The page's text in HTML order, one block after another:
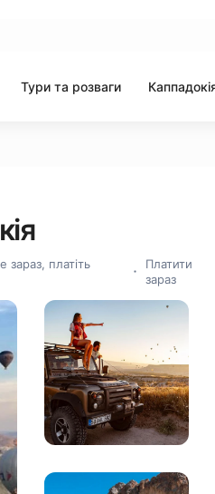
Тури та розваги
зараз, платіть
Платити
зараз